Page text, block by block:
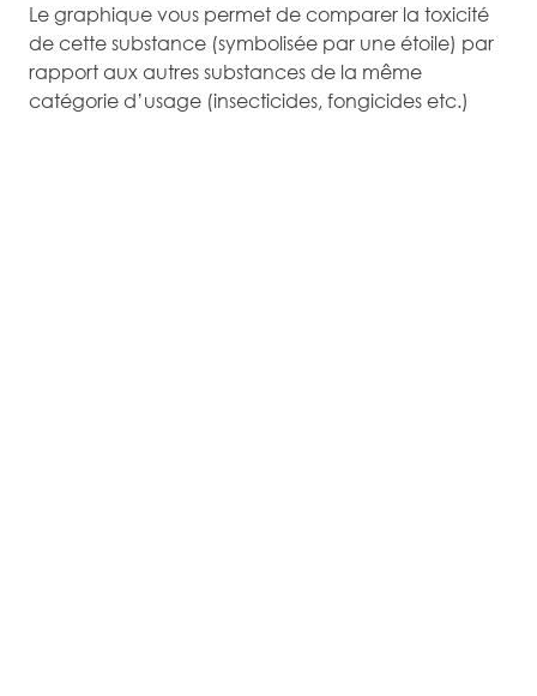
Le graphique vous permet de comparer la toxicité
de cette substance (symbolisée par une étoile) par
rapport aux autres substances de la même
catégorie d’usage (insecticides, fongicides etc.)